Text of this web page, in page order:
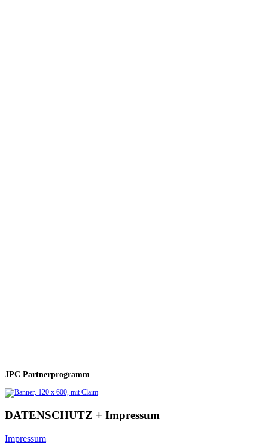
JPC Partnerprogramm
DATENSCHUTZ + Impressum
Impressum